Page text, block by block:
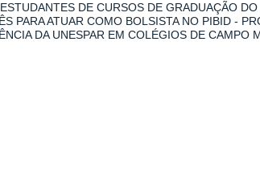
DE CURSOS DE GRADUAÇÃO
PARA ATUAR COMO BOLSISTA NO PIBID -
DA UNESPAR EM COLÉGIOS DE CAMPO